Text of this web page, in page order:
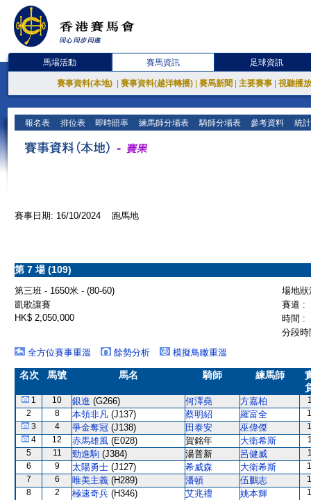
馬場活動 賽馬資訊 足球資訊
賽事資料(本地) 賽事資料(越洋轉播) 賽馬新聞 主要賽事 視聽播
報名表 排位表 即時賠率 練馬師分場表 騎師分場表 參考資料 統
賽事日期: 16/10/2024 跑馬地
第 7 場 (109)
第三班 - 1650米 - (80-60)
場地
凱歌讓賽
賽道 :
HK$ 2,050,000
時間 :
分段
全方位賽事重溫
餘勢分析 模擬鳥瞰重溫
名次 馬號 馬名 騎師 練馬師
1 10 銀進 (G266) 何澤堯 方嘉柏
2
8 本領非凡 (J137) 蔡明紹 羅富全
3
4 爭金奪冠 (J138) 田泰安 巫偉傑
4
12 赤馬雄風 (E028) 賀銘年 大衛希斯
5
11 勁進駒 (J384) 湯普新 呂健威
6
9 太陽勇士 (J127) 希威森 大衛希斯
7
6 唯美主義 (H289) 潘頓 伍鵬志
8
2 極速奇兵 (H346) 艾兆禮 姚本輝